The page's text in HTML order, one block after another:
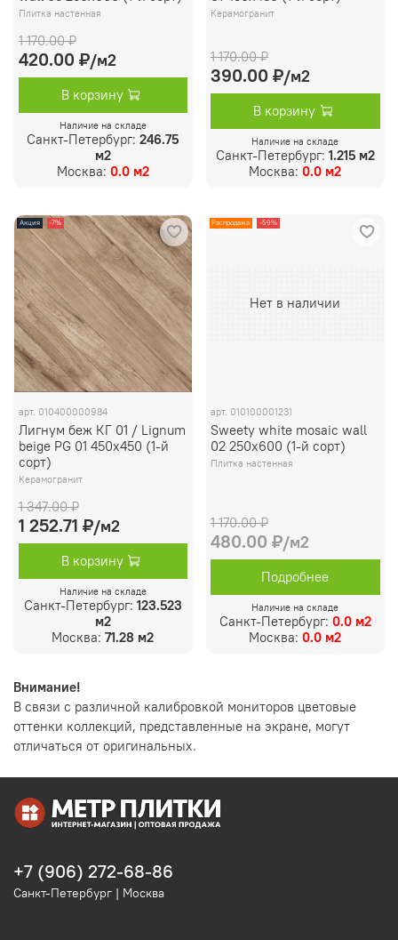
Плитка настенная
1 170.00 ₽
420.00 ₽/м2
В корзину
Наличие на складе
Санкт-Петербург:246.75
м2
Москва: 0.0 м2
Керамогранит
1 170.00 ₽
390.00 ₽/м2
В корзину
Наличие на складе
Санкт-Петербург: 1.215 м2
Москва:0.0 м2
Акция -7%
арт. 010400000984
Лигнум беж КГ 01 / Lignum
beige PG 01 450х450 (1-й
сорт)
Керамогранит
1 347.00 ₽
1 252.71 ₽/м2
В корзину
Наличие на складе
Санкт-Петербург: 123.523
м2
Москва:71.28 м2
Нет в наличии
Распродажа -59%
арт. 010100001231
Sweety white mosaic wall
02 250х600 (1-й сорт)
Плитка настенная
1 170.00 ₽
480.00 ₽/м2
Подробнее
Наличие на складе
Санкт-Петербург: 0.0 м2
Москва:0.0 м2
Внимание!
В связи с различной калибровкой мониторов цветовые
оттенки коллекций, представленные на экране, могут
отличаться от оригинальных.
+7 (906) 272-68-86
Санкт-Петербург | Москва